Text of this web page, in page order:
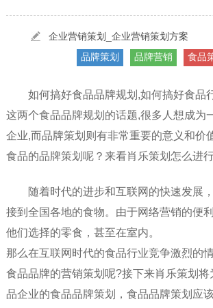
企业营销策划_企业营销策划方案
品牌策划
品牌营销 食品
如何搞好食品品牌规划,如何搞好食品
这两个食品品牌规划的话题,很多人想成为
企业,而品牌策划则有非常重要的意义和价
食品的品牌策划呢？来看肖乐策划怎么进行
随着时代的进步和互联网的快速发展
接到全国各地的食物。由于网络营销的便
他们选择的零食，甚至在室内。
那么在互联网时代的食品行业竞争激烈的
食品品牌的营销策划呢?接下来肖乐策划将
品企业的食品品牌策划，食品品牌策划应